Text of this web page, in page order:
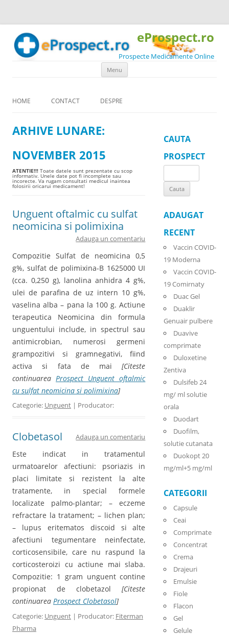
eProspect.ro
Prospecte Medicamente Online
Menu
HOME CONTACT DESPRE
ARHIVE LUNARE:
NOVEMBER 2015
ATENTIE!!! Toate datele sunt prezentate cu scop
informativ. Unele date pot fi incomplete sau
incorecte. Va rugam consultati medicul inaintea
folosirii oricarui medicament!
Unguent oftalmic cu sulfat
neomicina si polimixina
Adauga un comentariu
Compozitie Sulfat de neomicina 0,5
g%, sulfat de polimixina-B 1625000 UI
(cca. 0,250 g), lanolina anhidra 4 g%,
ulei de parafina de uz intern 10 g%,
vaselina alba – pana la 100 g. Actiune
terapeutica Neomicina din formula
unguentului include, in spectrul sau
antimicrobian, numerosi germeni
grampozitivi si gramnegativi, fiind
activa si fata de mai[Citeste
continuareaProspect Unguent oftalmic
cu sulfat neomicina si polimixina]
Categorie: Unguent | Producator:
Clobetasol Adauga un comentariu
Este indicat in tratamentul
urmatoarelor afectiuni: psoriazis in
placi limitate si rezistent la alte
tratamente, in special formele
localizate palmo-plantar; – eczeme
refractare la tratament; – lichen plan;
– lupus eritematos discoid si alte
afectiuni tegumentare neinfectate,
corticosensibile, care nu raspund la
corticosteroizi cu actiune mai slaba.
Compozitie: 1 gram unguent contine
propionat de clobetazol[Citeste
continuarea Prospect Clobetasol]
Categorie: Unguent | Producator: Fiterman
Pharma
CAUTA
PROSPECT
for:
ADAUGAT
RECENT
Vaccin COVID-
19 Moderna
Vaccin COVID-
19 Comirnaty
Duac Gel
Duaklir
Genuair pulbere
Duavive
comprimate
Duloxetine
Zentiva
Dulsifeb 24
mg/ ml solutie
orala
Duodart
Duofilm,
solutie cutanata
Duokopt 20
mg/ml+5 mg/ml
CATEGORII
Capsule
Ceai
Comprimate
Concentrat
Crema
Drajeuri
Emulsie
Fiole
Flacon
Gel
Gelule